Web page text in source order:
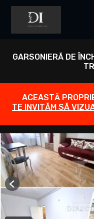
GARSONIERĂ DE
ACEASTĂ
TE INVITĂM SĂ
Previous